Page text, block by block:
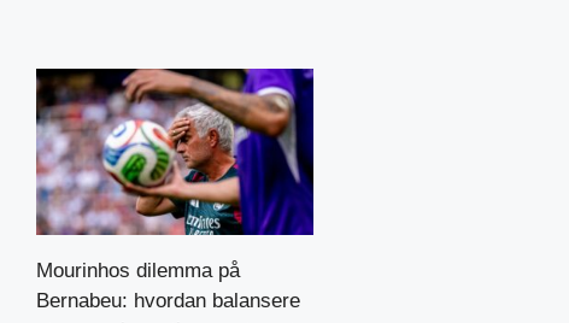
Mourinhos dilemma på
Bernabeu: hvordan balansere